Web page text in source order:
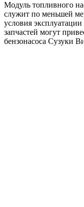
Модуль топливного
служит по меньшей
условия
запчастей могут
бензонасоса Сузуки